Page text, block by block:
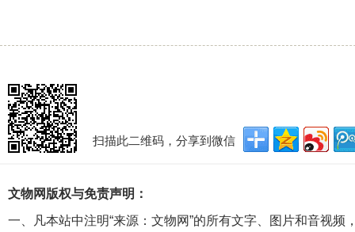
扫描此二维码，分享到微信
文物网版权与免责声明：
一、凡本站中注明“来源：文物网”的所有文字、图片和音视